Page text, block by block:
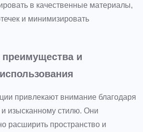
в качественные материалы,
и минимизировать
и
привлекают внимание благодаря
и изысканному стилю. Они
расширить пространство и